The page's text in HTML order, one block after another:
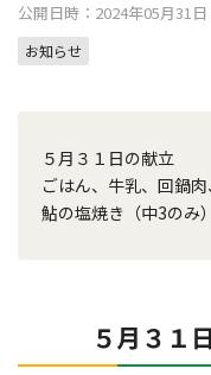
公開日時：2024年05月31
お知らせ
５月３１日の献立
ごはん、牛乳、回鍋
鮎の塩焼き（中3のみ）
５月３